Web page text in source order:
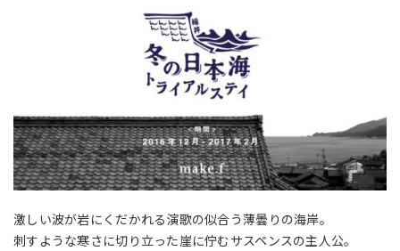
激しい波が岩にくだかれる演歌の似合う薄曇りの海岸。
刺すような寒さに切り立った崖に佇むサスペンスの主人公。